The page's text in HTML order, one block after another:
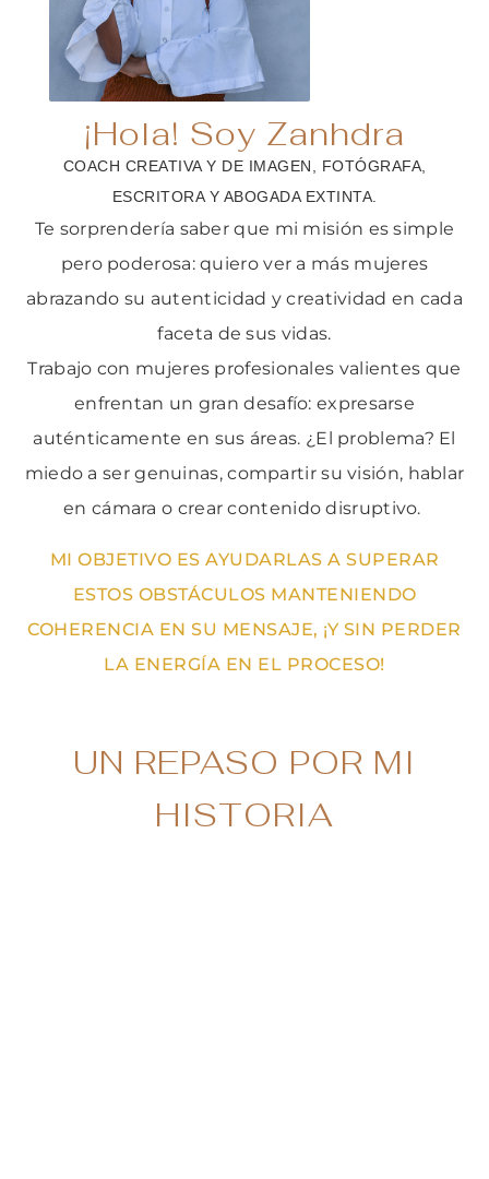
¡Hola! Soy Zanhdra
COACH CREATIVA Y DE IMAGEN, FOTÓGRAFA,
ESCRITORA Y ABOGADA EXTINTA.
Te sorprendería saber que mi misión es simple
pero poderosa: quiero ver a más mujeres
abrazando su autenticidad y creatividad en cada
faceta de sus vidas.
Trabajo con mujeres profesionales valientes que
enfrentan un gran desafío: expresarse
auténticamente en sus áreas. ¿El problema? El
miedo a ser genuinas, compartir su visión, hablar
en cámara o crear contenido disruptivo.
MI OBJETIVO ES AYUDARLAS A SUPERAR
ESTOS OBSTÁCULOS MANTENIENDO
COHERENCIA EN SU MENSAJE, ¡Y SIN PERDER
LA ENERGÍA EN EL PROCESO!
UN REPASO POR MI
HISTORIA